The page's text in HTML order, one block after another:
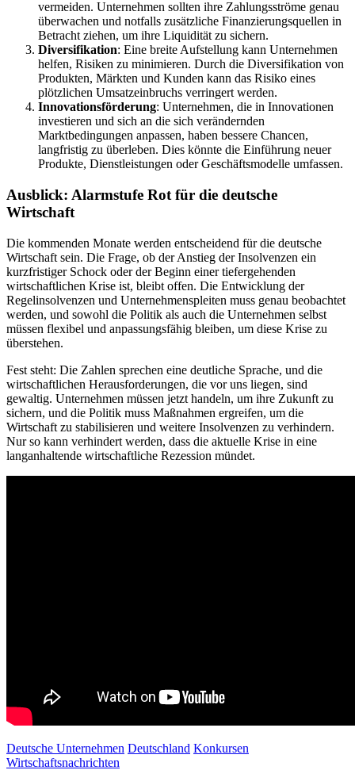
vermeiden. Unternehmen sollten ihre Zahlungsströme genau
überwachen und notfalls zusätzliche Finanzierungsquellen in
Betracht ziehen, um ihre Liquidität zu sichern.
Diversifikation: Eine breite Aufstellung kann Unternehmen
helfen, Risiken zu minimieren. Durch die Diversifikation von
Produkten, Märkten und Kunden kann das Risiko eines
plötzlichen Umsatzeinbruchs verringert werden.
Innovationsförderung: Unternehmen, die in Innovationen
investieren und sich an die sich verändernden
Marktbedingungen anpassen, haben bessere Chancen,
langfristig zu überleben. Dies könnte die Einführung neuer
Produkte, Dienstleistungen oder Geschäftsmodelle umfassen.
Ausblick: Alarmstufe Rot für die deutsche
Wirtschaft
Die kommenden Monate werden entscheidend für die deutsche
Wirtschaft sein. Die Frage, ob der Anstieg der Insolvenzen ein
kurzfristiger Schock oder der Beginn einer tiefergehenden
wirtschaftlichen Krise ist, bleibt offen. Die Entwicklung der
Regelinsolvenzen und Unternehmenspleiten muss genau beobachtet
werden, und sowohl die Politik als auch die Unternehmen selbst
müssen flexibel und anpassungsfähig bleiben, um diese Krise zu
überstehen.
Fest steht: Die Zahlen sprechen eine deutliche Sprache, und die
wirtschaftlichen Herausforderungen, die vor uns liegen, sind
gewaltig. Unternehmen müssen jetzt handeln, um ihre Zukunft zu
sichern, und die Politik muss Maßnahmen ergreifen, um die
Wirtschaft zu stabilisieren und weitere Insolvenzen zu verhindern.
Nur so kann verhindert werden, dass die aktuelle Krise in eine
langanhaltende wirtschaftliche Rezession mündet.
Deutsche Unternehmen Deutschland Konkursen
Wirtschaftsnachrichten